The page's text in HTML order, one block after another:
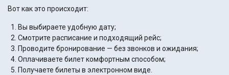
Вот как это происходит:
Вы выбираете удобную дату;
Смотрите расписание и подходящий рейс;
Проводите бронирование — без звонков и ожидания;
Оплачиваете билет комфортным способом;
Получаете билеты в электронном виде.